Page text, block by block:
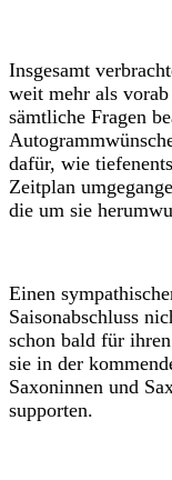
Insgesamt
weit mehr als
sämtliche Fragen
dafür, wie
Zeitplan
die um sie
Einen
Saisonabschluss
schon bald für
sie in der
Saxoninnen und
supporten.